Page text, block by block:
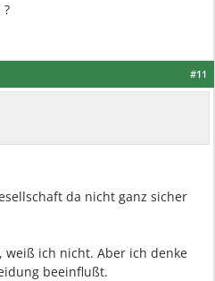
#11
da nicht ganz sicher
weiß ich nicht. Aber ich denke
beeinflußt.